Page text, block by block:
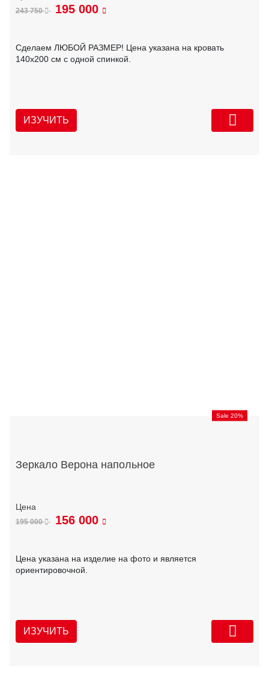
243 750 195 000
Сделаем ЛЮБОЙ РАЗМЕР! Цена указана на кровать
140х200 см с одной спинкой.
ИЗУЧИТЬ
Sale 20%
Зеркало Верона напольное
195 000 156 000
Цена указана на изделие на фото и является
ориентировочной.
ИЗУЧИТЬ